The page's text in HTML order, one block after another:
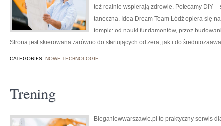
też realnie wspierają zdrowie. Polecamy DIY –
taneczna. Idea Dream Team Łódź opiera się
tempie: od nauki fundamentów, przez
Strona jest skierowana zarówno do startujących od zera, jak i do
CATEGORIES: NOWE TECHNOLOGIE
Trening
Bieganiewwarszawie.pl to praktyczny serwis